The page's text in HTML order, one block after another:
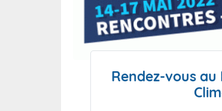
Nous contacter et venir à l'ENM
Rendez-vous